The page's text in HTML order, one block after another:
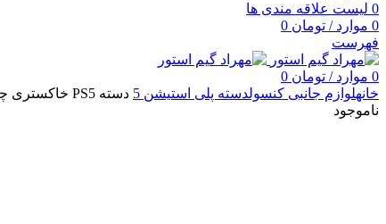
0 لیست علاقه مندی ها
0 موارد / تومان
فهرست
0 موارد / تومان
خانهلوازم جانبی کنسولدسته پلی استیشن 5
دسته PS5 خاکستری چریکی – Grey Camouflage
ناموجود